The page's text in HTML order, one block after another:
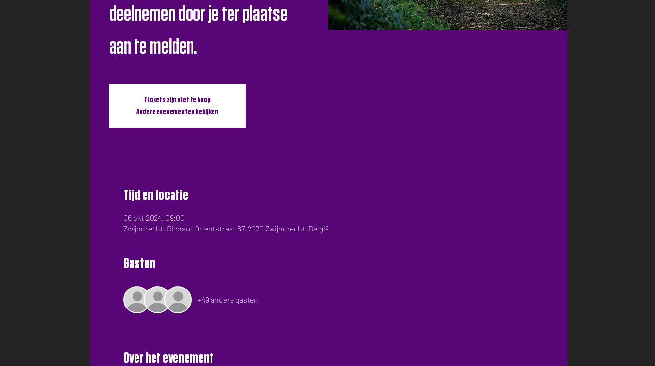
deelnemen door je ter plaatse
aan te melden.
Tickets zijn niet te koop
Andere evenementen bekijken
Tijd en locatie
06 okt 2024, 09:00
Zwijndrecht, Richard Orlentstraat 87, 2070 Zwijndrecht, België
Gasten
+49 andere gasten
Over het evenement